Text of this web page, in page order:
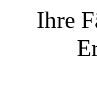
Ihre